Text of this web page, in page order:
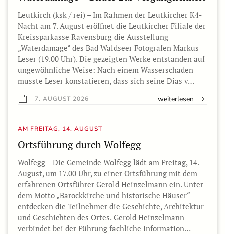
Leutkirch (ksk / rei) – Im Rahmen der Leutkircher K4-
Nacht am 7. August eröffnet die Leutkircher Filiale der
Kreissparkasse Ravensburg die Ausstellung
„Waterdamage“ des Bad Waldseer Fotografen Markus
Leser (19.00 Uhr). Die gezeigten Werke entstanden auf
ungewöhnliche Weise: Nach einem Wasserschaden
musste Leser konstatieren, dass sich seine Dias v…
7. AUGUST 2026 weiterlesen
AM FREITAG, 14. AUGUST
Ortsführung durch Wolfegg
Wolfegg – Die Gemeinde Wolfegg lädt am Freitag, 14.
August, um 17.00 Uhr, zu einer Ortsführung mit dem
erfahrenen Ortsführer Gerold Heinzelmann ein. Unter
dem Motto „Barockkirche und historische Häuser“
entdecken die Teilnehmer die Geschichte, Architektur
und Geschichten des Ortes. Gerold Heinzelmann
verbindet bei der Führung fachliche Information…